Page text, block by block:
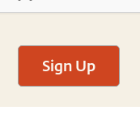
Sign Up